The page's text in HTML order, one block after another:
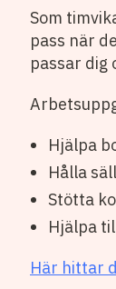
Som
pass när
passar dig
Hjälpa
Hålla
Stötta
Hjälpa
Här hittar